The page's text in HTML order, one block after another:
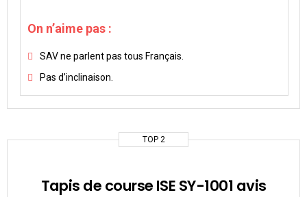
On n’aime pas :
SAV ne parlent pas tous Français.
Pas d’inclinaison.
TOP 2
Tapis de course ISE SY-1001 avis